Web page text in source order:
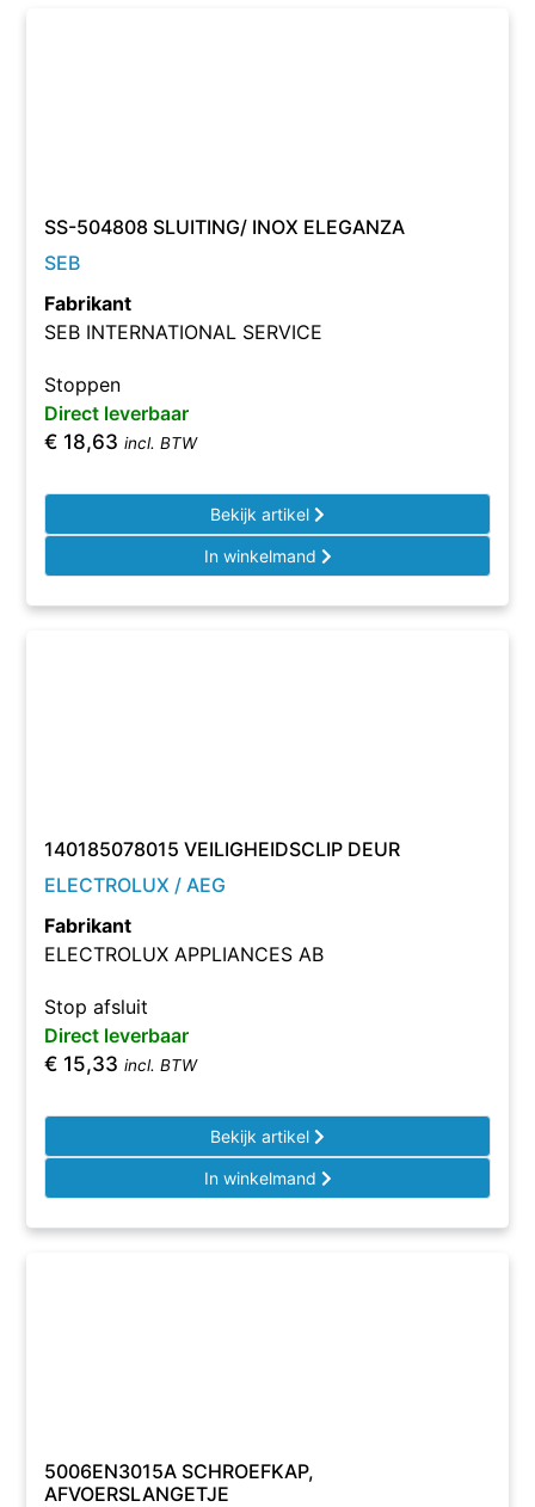
SS-504808 SLUITING/ INOX ELEGANZA
SEB
Fabrikant
SEB INTERNATIONAL SERVICE
Stoppen
Direct leverbaar
€ 18,63 incl. BTW
Bekijk artikel
In winkelmand
140185078015 VEILIGHEIDSCLIP DEUR
ELECTROLUX / AEG
Fabrikant
ELECTROLUX APPLIANCES AB
Stop afsluit
Direct leverbaar
€ 15,33 incl. BTW
Bekijk artikel
In winkelmand
5006EN3015A SCHROEFKAP,
AFVOERSLANGETJE